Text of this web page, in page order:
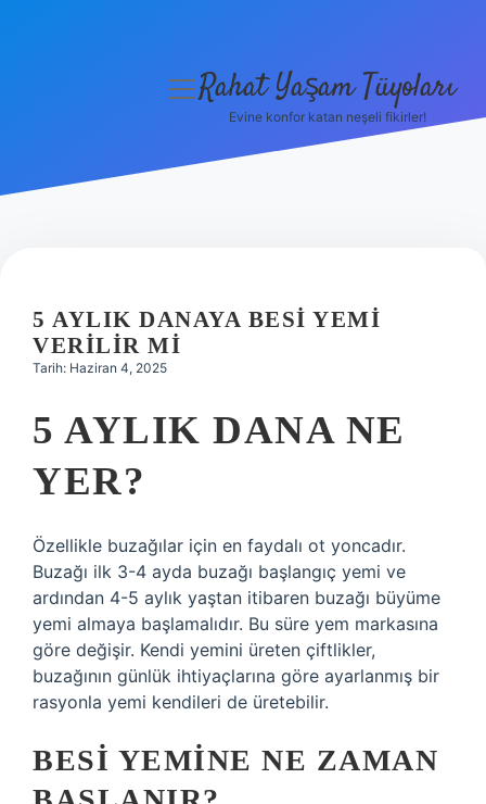
Hakkımızda
menüyü
Rahat Yaşam Tüyoları
Evine konfor katan neşeli fikirler!
5 AYLIK DANAYA BESI YEMI
VERILIR MI
Tarih: Haziran 4, 2025
5 AYLIK DANA NE
YER?
Özellikle buzağılar için en faydalı ot yoncadır.
Buzağı ilk 3-4 ayda buzağı başlangıç ​​yemi ve
ardından 4-5 aylık yaştan itibaren buzağı büyüme
yemi almaya başlamalıdır. Bu süre yem markasına
göre değişir. Kendi yemini üreten çiftlikler,
buzağının günlük ihtiyaçlarına göre ayarlanmış bir
rasyonla yemi kendileri de üretebilir.
BESI YEMINE NE ZAMAN